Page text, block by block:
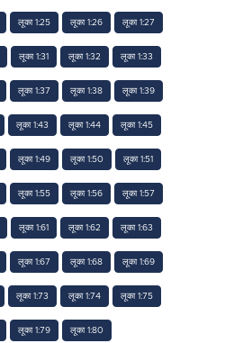
लूका 1:25 लूका 1:26 लूका 1:27
लूका 1:31 लूका 1:32 लूका 1:33
लूका 1:37 लूका 1:38 लूका 1:39
लूका 1:43 लूका 1:44 लूका 1:45
लूका 1:49 लूका 1:50 लूका 1:51
लूका 1:55 लूका 1:56 लूका 1:57
लूका 1:61 लूका 1:62 लूका 1:63
लूका 1:67 लूका 1:68 लूका 1:69
लूका 1:73 लूका 1:74 लूका 1:75
लूका 1:79 लूका 1:80